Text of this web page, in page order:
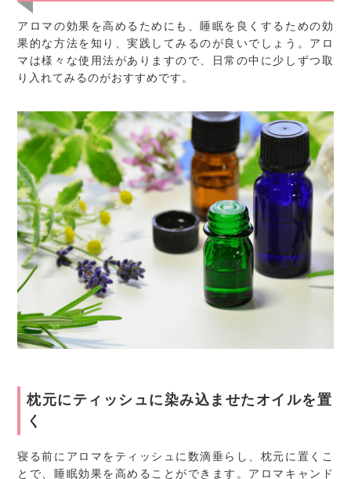
アロマの効果を高めるためにも、睡眠を良くするための効
果的な方法を知り、実践してみるのが良いでしょう。アロ
マは様々な使用法がありますので、日常の中に少しずつ取
り入れてみるのがおすすめです。
枕元にティッシュに染み込ませたオイルを置
く
寝る前にアロマをティッシュに数滴垂らし、枕元に置くこ
とで、睡眠効果を高めることができます。アロマキャンド